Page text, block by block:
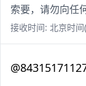
索要，请勿向任
接收时间: 北京时